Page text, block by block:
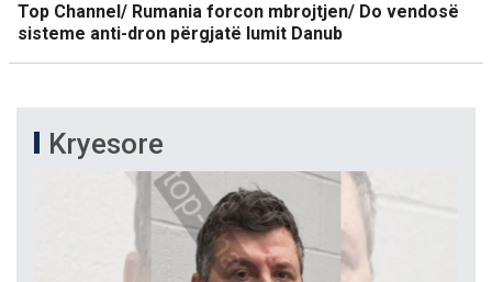
Top Channel/ Rumania forcon mbrojtjen/ Do vendosë
sisteme anti-dron përgjatë lumit Danub
Kryesore